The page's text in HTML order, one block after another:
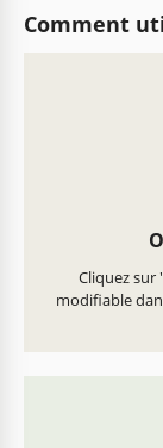
Comment
Cliquez
modifiable